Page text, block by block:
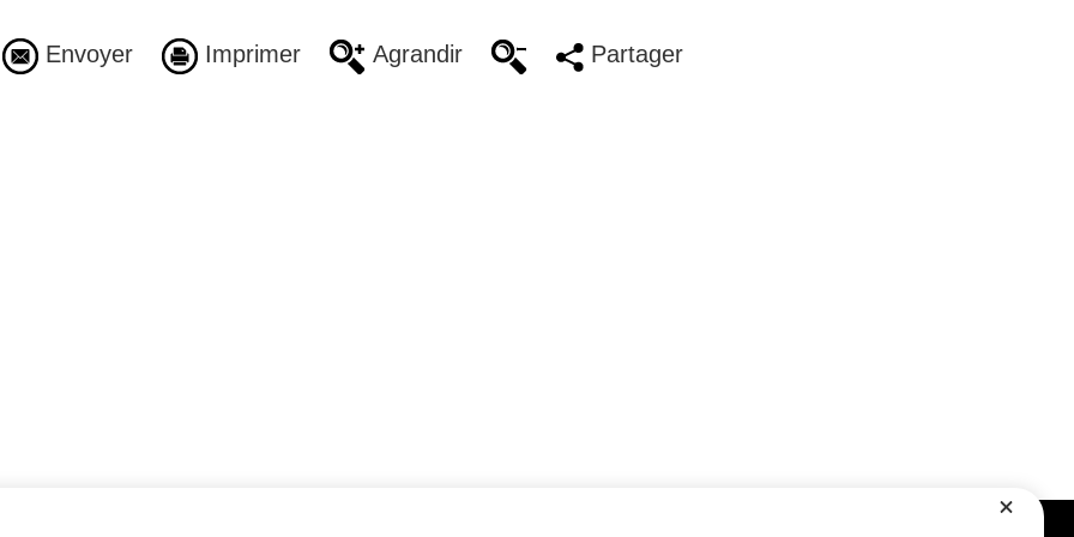
Envoyer Imprimer Agrandir Partager